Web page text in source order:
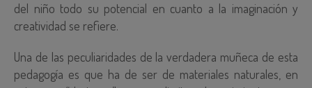
del niño todo su potencial en cuanto a la imaginación y
creatividad se refiere.
Una de las peculiaridades de la verdadera muñeca de esta
pedagogía es que ha de ser de materiales naturales, en